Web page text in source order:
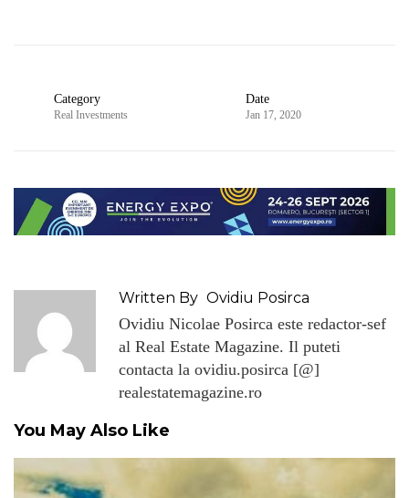
Category
Real Investments
Date
Jan 17, 2020
Written By Ovidiu Posirca
Ovidiu Nicolae Posirca este redactor-sef
al Real Estate Magazine. Il puteti
contacta la ovidiu.posirca [@]
realestatemagazine.ro
You May Also Like